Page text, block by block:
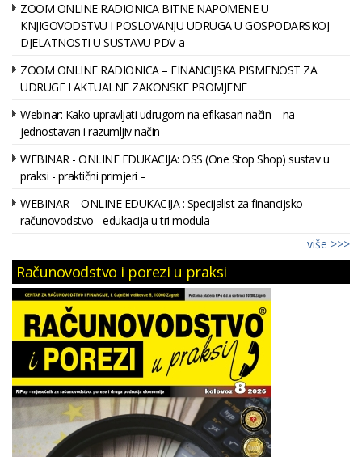
ZOOM ONLINE RADIONICA BITNE NAPOMENE U
KNJIGOVODSTVU I POSLOVANJU UDRUGA U GOSPODARSKOJ
DJELATNOSTI U SUSTAVU PDV-a
ZOOM ONLINE RADIONICA – FINANCIJSKA PISMENOST ZA
UDRUGE I AKTUALNE ZAKONSKE PROMJENE
Webinar: Kako upravljati udrugom na efikasan način – na
jednostavan i razumljiv način –
WEBINAR - ONLINE EDUKACIJA: OSS (One Stop Shop) sustav u
praksi - praktični primjeri –
WEBINAR – ONLINE EDUKACIJA : Specijalist za financijsko
računovodstvo - edukacija u tri modula
više >>>
Računovodstvo i porezi u praksi